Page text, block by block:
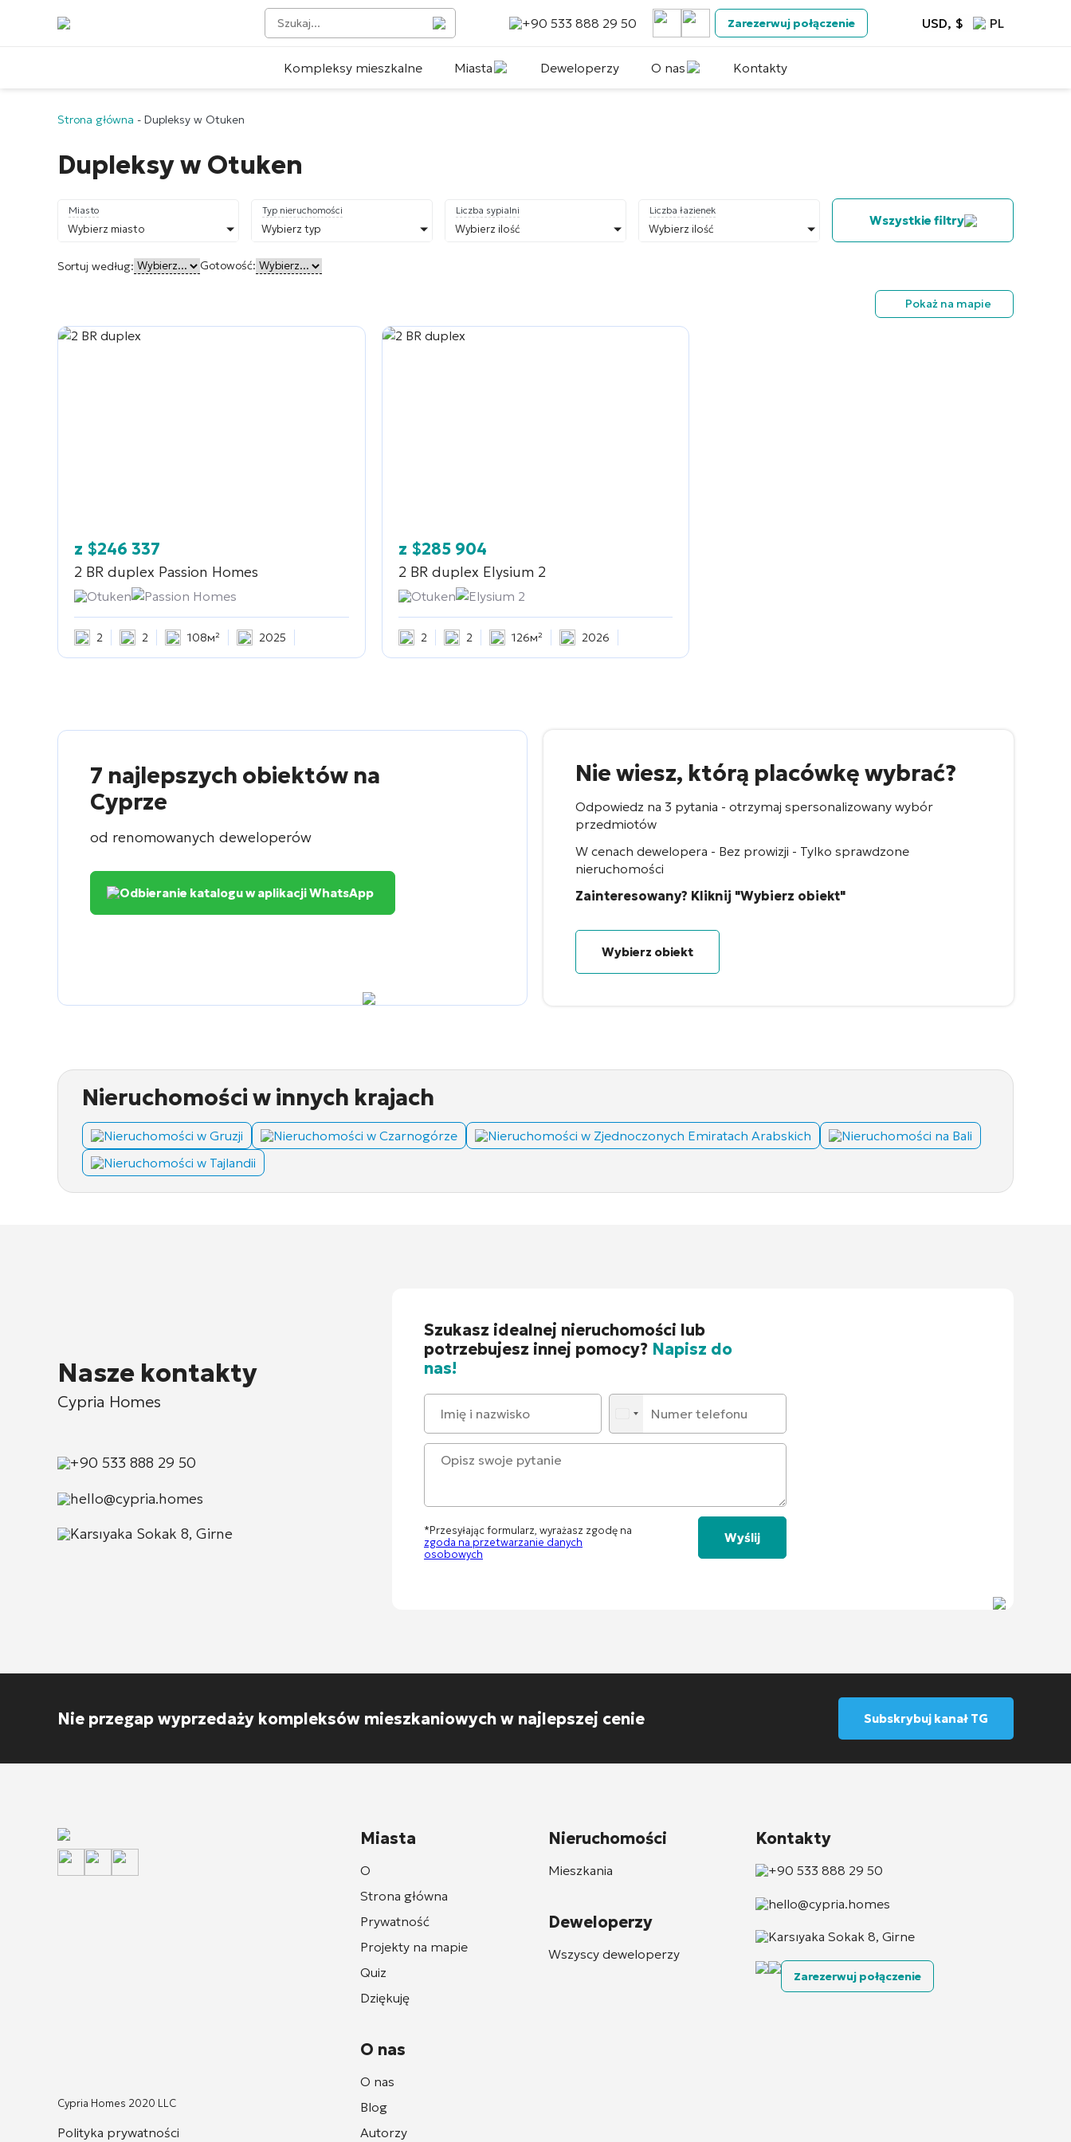
+90 533 888 29 50 Zarezerwuj połączenie USD, $ PL
Kompleksy mieszkalne Miasta Deweloperzy O nas Kontakty
Strona główna - Dupleksy w Otuken
Dupleksy w Otuken
Miasto
Wybierz miasto
Typ nieruchomości
Wybierz typ
Liczba sypialni
Wybierz ilość
Liczba łazienek
Wybierz ilość
Wszystkie filtry
Sortuj według: Gotowość:
Pokaż na mapie
z $246 337
2 BR duplex Passion Homes
Otuken Passion Homes
2 2 108м² 2025
z $285 904
2 BR duplex Elysium 2
Otuken Elysium 2
2 2 126м² 2026
7 najlepszych obiektów na
Cyprze
od renomowanych deweloperów
Odbieranie katalogu w aplikacji WhatsApp
Nie wiesz, którą placówkę wybrać?
Odpowiedz na 3 pytania - otrzymaj spersonalizowany wybór
przedmiotów
W cenach dewelopera - Bez prowizji - Tylko sprawdzone
nieruchomości
Zainteresowany? Kliknij "Wybierz obiekt"
Wybierz obiekt
Nieruchomości w innych krajach
Nieruchomości w Gruzji Nieruchomości w Czarnogórze Nieruchomości w Zjednoczonych Emiratach Arabskich
Nieruchomości na Bali
Nieruchomości w Tajlandii
Nasze kontakty
Cypria Homes
+90 533 888 29 50
hello@cypria.homes
Karsıyaka Sokak 8, Girne
Szukasz idealnej nieruchomości lub
potrzebujesz innej pomocy? Napisz do
nas!
*Przesyłając formularz, wyrażasz zgodę na
zgoda na przetwarzanie danych
osobowych
Nie przegap wyprzedaży kompleksów mieszkaniowych w najlepszej cenie Subskrybuj kanał TG
Cypria Homes 2020 LLC
Polityka prywatności
Miasta
O
Strona główna
Prywatność
Projekty na mapie
Quiz
Dziękuję
O nas
O nas
Blog
Autorzy
Nieruchomości
Mieszkania
Deweloperzy
Wszyscy deweloperzy
Kontakty
+90 533 888 29 50
hello@cypria.homes
Karsıyaka Sokak 8, Girne
Zarezerwuj połączenie